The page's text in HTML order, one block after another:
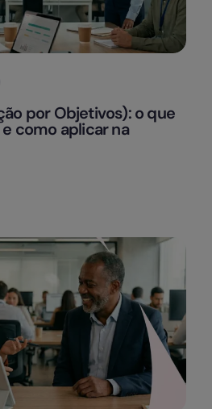
por Objetivos): o que
como aplicar na